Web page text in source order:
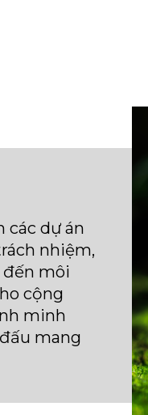
nhiệm,
đến môi
cộng
minh
mang